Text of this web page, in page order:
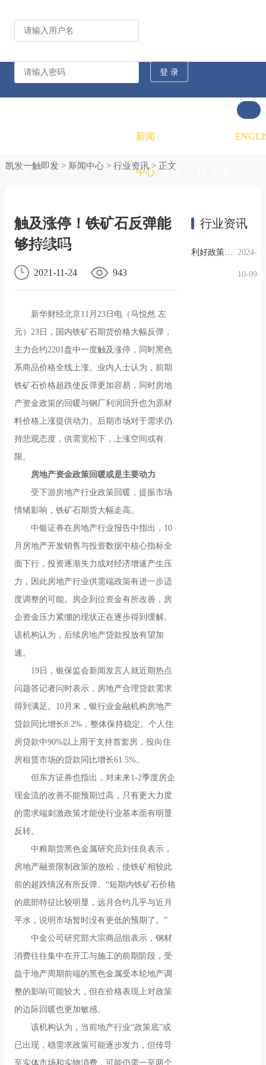
一触 一触
的概
况
一触
的文
化
新闻
中心 信息
凯发一触即发> 新闻中心> 行业资讯> 正文
触及涨停！铁矿石反弹能
够持续吗
2021-11-24 943
新华财经北京11月23日电（马悦然 左
元）23日，国内铁矿石期货价格大幅反弹，
主力合约2201盘中一度触及涨停，同时黑色
系商品价格全线上涨。业内人士认为，前期
铁矿石价格超跌使反弹更加容易，同时房地
产资金政策的回暖与钢厂利润回升也为原材
料价格上涨提供动力。后期市场对于需求仍
持悲观态度，供需宽松下，上涨空间或有
限。
房地产资金政策回暖或是主要动力
受下游房地产行业政策回暖，提振市场
情绪影响，铁矿石期货大幅走高。
中银证券在房地产行业报告中指出，10
月房地产开发销售与投资数据中核心指标全
面下行，投资逐渐失力或对经济增速产生压
力，因此房地产行业供需端政策有进一步适
度调整的可能。房企到位资金有所改善，房
企资金压力紧绷的现状正在逐步得到缓解。
该机构认为，后续房地产贷款投放有望加
速。
19日，银保监会新闻发言人就近期热点
问题答记者问时表示，房地产合理贷款需求
得到满足。10月末，银行业金融机构房地产
贷款同比增长8.2%，整体保持稳定。个人住
房贷款中90%以上用于支持首套房，投向住
房租赁市场的贷款同比增长61.5%。
但东方证券也指出，对未来1-2季度房企
现金流的改善不能预期过高，只有更大力度
的需求端刺激政策才能使行业基本面有明显
反转。
中粮期货黑色金属研究员刘佳良表示，
房地产融资限制政策的放松，使铁矿相较此
前的超跌情况有所反弹。“短期内铁矿石价格
的底部特征比较明显，远月合约几乎与近月
平水，说明市场暂时没有更低的预期了。”
中金公司研究部大宗商品组表示，钢材
消费往往集中在开工与施工的前期阶段，受
益于地产周期前端的黑色金属受本轮地产调
整的影响可能较大，但在价格表现上对政策
的边际回暖也更加敏感。
该机构认为，当前地产行业“政策底”或
已出现，稳需求政策可能逐步发力，但传导
至实体市场和实物消费，可能仍需一至两个
行业资讯
利好政策提振钢市信心，四季度行业需求或小幅上升 2024-
10-09